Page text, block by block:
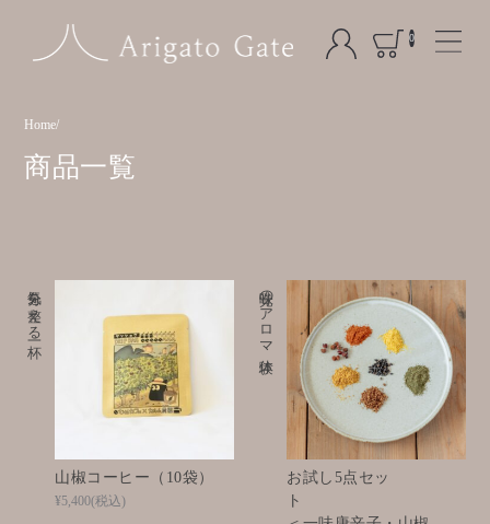
0
Home
商品一覧
山椒コーヒー（10袋）
気分を整える一杯
¥5,400(税込)
お試し5点セッ
味覚のアロマ体験